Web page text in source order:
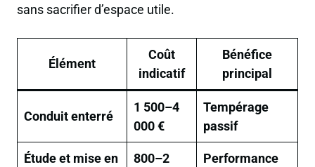
sans sacrifier d’espace utile.
Élément
Coût
indicatif
Bénéfice
principal
Conduit enterré
1 500–4
000 €
Tempérage
passif
Étude et mise en
800–2
Performance